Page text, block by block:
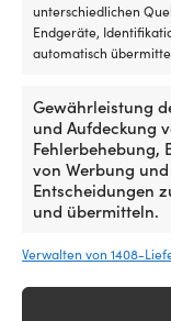
unterschiedlichen
Endgeräte,
automatisch
Gewährleistung
und Aufdeckung
Fehlerbehebung,
von Werbung
Entscheidungen
und übermitteln.
Verwalten von 1408-
Dieses
weist
mehrere
Varianten
Optionen
auf
der
Produktseite
28,42€
MwSt. inkl.
Die